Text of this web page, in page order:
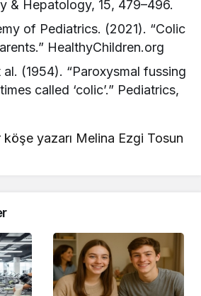
& Hepatology, 15, 479–496.
of Pediatrics. (2021). “Colic
HealthyChildren.org
(1954). “Paroxysmal fussing
called ‘colic’.” Pediatrics,
yazarı Melina Ezgi Tosun